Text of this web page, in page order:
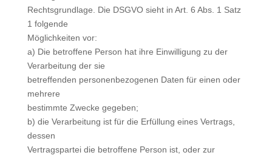
Rechtsgrundlage. Die DSGVO sieht in Art. 6 Abs. 1 Satz
1 folgende
Möglichkeiten vor:
a) Die betroffene Person hat ihre Einwilligung zu der
Verarbeitung der sie
betreffenden personenbezogenen Daten für einen oder
mehrere
bestimmte Zwecke gegeben;
b) die Verarbeitung ist für die Erfüllung eines Vertrags,
dessen
Vertragspartei die betroffene Person ist, oder zur